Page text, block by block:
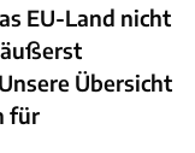
EU-Land nicht
Übersicht
für